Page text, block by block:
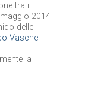
tra il
2014
delle
Vasche
la